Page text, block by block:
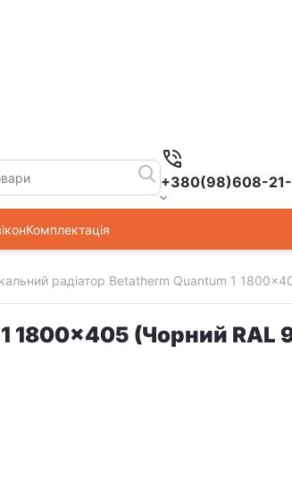
+380(98)608-21-
Комплектація
радіатор Betatherm Quantum 1
1800x405 (Чорний